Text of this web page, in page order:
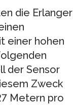
die Erlanger
einer hohen
der Sensor
Zweck
Metern pro